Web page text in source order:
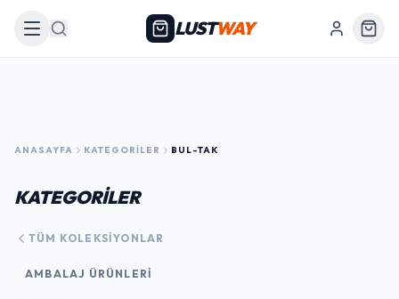
Arama LUSTWAY
ANASAYFA KATEGORILER BUL-TAK
KATEGORİLER
TÜM KOLEKSIYONLAR
AMBALAJ ÜRÜNLERI